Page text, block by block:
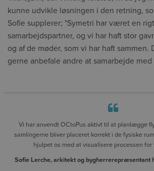
kunne udvikle løsningen i den retning,
Sofie supplerer; "Symetri har været en
samarbejdspartner, og vi har haft stor
og af de møder, som vi har haft sammen.
gerne anbefale andre at samarbejde med
Vi har anvendt OCtoPus aktivt til at planlægge
samlingerne bliver placeret korrekt i de fysiske
hjulpet os med at visualisere processen for
Sofie Lerche, arkitekt og bygherrerepræsentant